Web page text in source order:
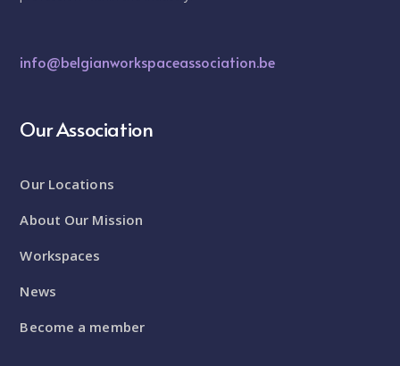
info@belgianworkspaceassociation.be
Our Association
Our Locations
About Our Mission
Workspaces
News
Become a member